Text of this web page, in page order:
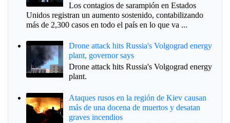
Los contagios de sarampión en Estados
Unidos registran un aumento sostenido, contabilizando
más de 2,300 casos en todo el país en lo que va ...
Drone attack hits Russia's Volgograd energy
plant, governor says
Drone attack hits Russia's Volgograd energy
plant.
Ataques rusos en la región de Kiev causan
más de una docena de muertos y desatan
graves incendios